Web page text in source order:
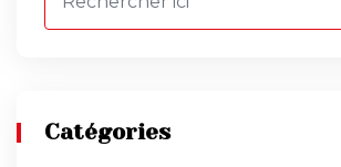
Catégories